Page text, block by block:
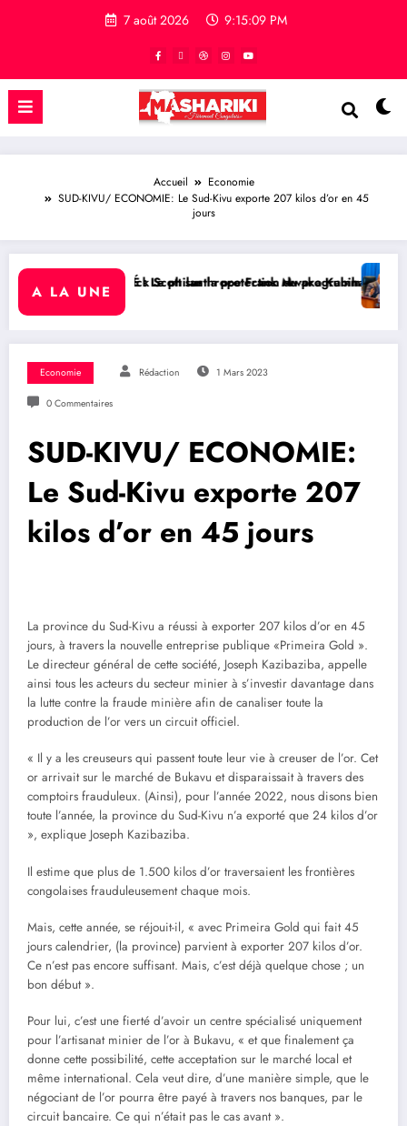
7 août 2026 9:15:10 PM
Accueil
Economie
SUD-KIVU/ ECONOMIE: Le Sud-Kivu exporte 207 kilos d’or en 45
jours
A LA UNE
Scott sur la protection du programme Medicaid
Le philanthrope Frank Mwaka Kubihamushizi distribue des cahiers
RDC/ POLITIQUE :
Economie Rédaction 1 Mars 2023
0 Commentaires
SUD-KIVU/ ECONOMIE:
Le Sud-Kivu exporte 207
kilos d’or en 45 jours
La province du Sud-Kivu a réussi à exporter 207 kilos d’or en 45
jours, à travers la nouvelle entreprise publique «Primeira Gold ».
Le directeur général de cette société, Joseph Kazibaziba, appelle
ainsi tous les acteurs du secteur minier à s’investir davantage dans
la lutte contre la fraude minière afin de canaliser toute la
production de l’or vers un circuit officiel.
« Il y a les creuseurs qui passent toute leur vie à creuser de l’or. Cet
or arrivait sur le marché de Bukavu et disparaissait à travers des
comptoirs frauduleux. (Ainsi), pour l’année 2022, nous disons bien
toute l’année, la province du Sud-Kivu n’a exporté que 24 kilos d’or
», explique Joseph Kazibaziba.
Il estime que plus de 1.500 kilos d’or traversaient les frontières
congolaises frauduleusement chaque mois.
Mais, cette année, se réjouit-il, « avec Primeira Gold qui fait 45
jours calendrier, (la province) parvient à exporter 207 kilos d’or.
Ce n’est pas encore suffisant. Mais, c’est déjà quelque chose ; un
bon début ».
Pour lui, c’est une fierté d’avoir un centre spécialisé uniquement
pour l’artisanat minier de l’or à Bukavu, « et que finalement ça
donne cette possibilité, cette acceptation sur le marché local et
même international. Cela veut dire, d’une manière simple, que le
négociant de l’or pourra être payé à travers nos banques, par le
circuit bancaire. Ce qui n’était pas le cas avant ».